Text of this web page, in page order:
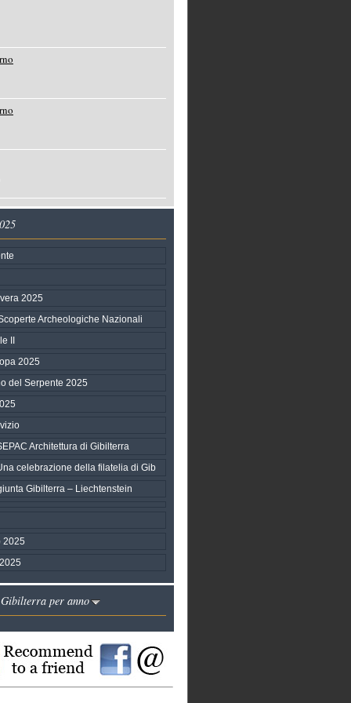
2025
Archeologiche Nazionali
II
2025
del Serpente 2025
Architettura di Gibilterra
celebrazione della filatelia di Gib
Gibilterra – Liechtenstein
2025
per anno